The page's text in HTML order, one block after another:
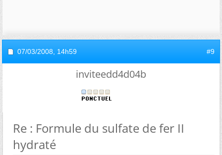
07/03/2008, 14h59 #9
inviteedd4d04b
Re : Formule du sulfate de fer II
hydraté